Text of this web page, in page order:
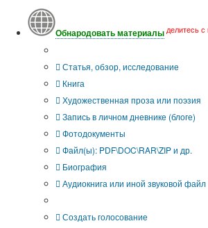
Обнародовать материалы делитесь
Статья, обзор, исследование
Книга
Художественная проза или поэзия
Запись в личном дневнике (блоге)
Фотодокументы
Файл(ы): PDF\DOC\RAR\ZIP и др.
Биография
Аудиокнига или иной звуковой файл
Создать голосование